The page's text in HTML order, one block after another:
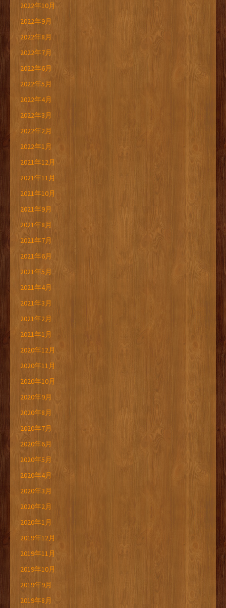
2022年10月
2022年9月
2022年8月
2022年7月
2022年6月
2022年5月
2022年4月
2022年3月
2022年2月
2022年1月
2021年12月
2021年11月
2021年10月
2021年9月
2021年8月
2021年7月
2021年6月
2021年5月
2021年4月
2021年3月
2021年2月
2021年1月
2020年12月
2020年11月
2020年10月
2020年9月
2020年8月
2020年7月
2020年6月
2020年5月
2020年4月
2020年3月
2020年2月
2020年1月
2019年12月
2019年11月
2019年10月
2019年9月
2019年8月